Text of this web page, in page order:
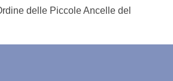
delle Piccole Ancelle del